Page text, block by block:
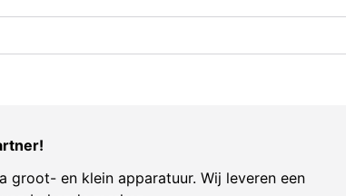
groot- en klein apparatuur. Wij leveren een